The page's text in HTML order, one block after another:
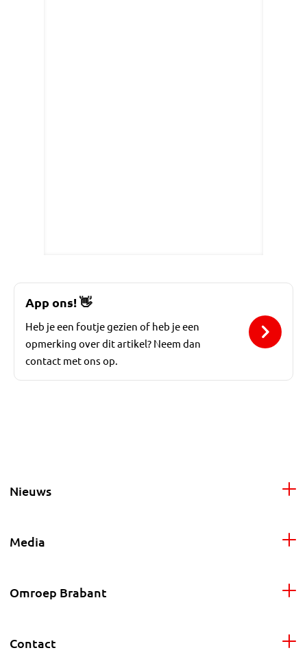
App ons!👋
Heb je een foutje gezien of heb je een
opmerking over dit artikel? Neem dan
contact met ons op.
Nieuws
Media
Omroep Brabant
Contact